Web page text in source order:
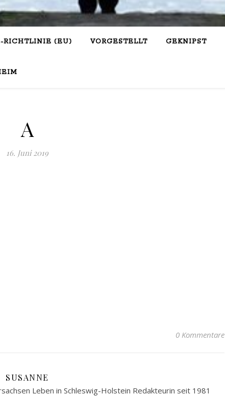
RICHTLINIE (EU) VORGESTELLT GEKNIPST
A
16. Juni 2019
0 Kommentare
SUSANNE
Leben in Schleswig-Holstein Redakteurin seit 1981